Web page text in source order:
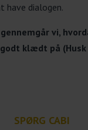
have dialogen.
vi,
klædt på (Husk
SPØRG CABI